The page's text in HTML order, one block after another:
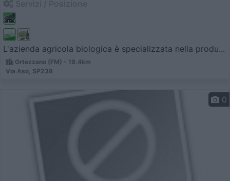
L'azienda agricola biologica è specializzata nella produ...
Ortezzano (FM) - 19.4km
Via Aso, SP238
0